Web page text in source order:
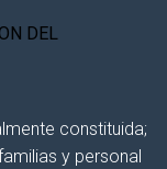
constituida;
y personal